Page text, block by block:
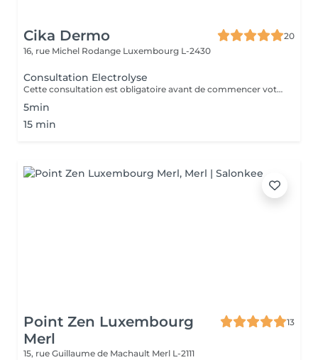
Cika Dermo
20
16, rue Michel Rodange Luxembourg L-2430
Consultation Electrolyse
Cette consultation est obligatoire avant de commencer votre traitement d'épilation définitive par Haute Fréquence. Notre centre est équipé de la technologie Apilus.
5min
15 min
Point Zen Luxembourg
Merl
13
15, rue Guillaume de Machault Merl L-2111